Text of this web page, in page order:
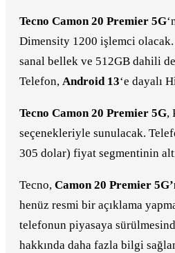
Tecno Camon 20 Premier 5G
Dimensity 1200 işlemci
sanal bellek ve 512GB dahili
Telefon, Android 13‘e dayalı
Tecno Camon 20 Premier 5G,
seçenekleriyle sunulacak.
305 dolar) fiyat segmentinin
Tecno, Camon 20 Premier
henüz resmi bir açıklama
telefonun piyasaya
hakkında daha fazla bilgi